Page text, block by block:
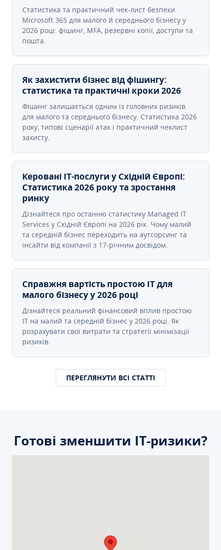
Статистика та практичний чек-лист безпеки
Microsoft 365 для малого й середнього бізнесу у
2026 році: фішинг, MFA, резервні копії, доступи та
пошта.
Як захистити бізнес від фішингу:
статистика та практичні кроки 2026
Фішинг залишається одним із головних ризиків
для малого та середнього бізнесу. Статистика 2026
року, типові сценарії атак і практичний чеклист
захисту.
Керовані ІТ-послуги у Східній Європі:
Статистика 2026 року та зростання
ринку
Дізнайтеся про останню статистику Managed IT
Services у Східній Європі на 2026 рік. Чому малий
та середній бізнес переходить на аутсорсинг та
інсайти від компанії з 17-річним досвідом.
Справжня вартість простою IT для
малого бізнесу у 2026 році
Дізнайтеся реальний фінансовий вплив простою
IT на малий та середній бізнес у 2026 році. Як
розрахувати свої витрати та стратегії мінімізації
ризиків.
ПЕРЕГЛЯНУТИ ВСІ СТАТТІ
Готові зменшити ІТ-ризики?